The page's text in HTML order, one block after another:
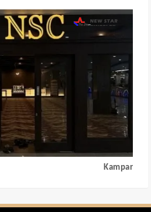
Kampar